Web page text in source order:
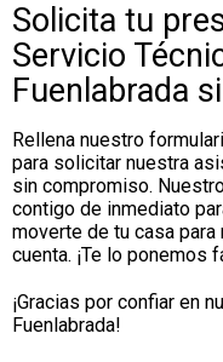
Solicita tu
Servicio
Fuenlabrada
Rellena nuestro
para solicitar nuestra
sin compromiso.
contigo de inmediato
moverte de tu casa
cuenta. ¡Te lo ponemos
¡Gracias por confiar en
Fuenlabrada!